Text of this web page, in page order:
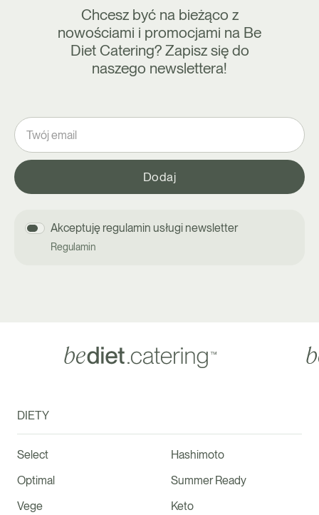
Chcesz być na bieżąco z
nowościami i promocjami na Be
Diet Catering? Zapisz się do
naszego newslettera!
Akceptuję regulamin usługi newsletter
Regulamin
DIETY
Select
Optimal
Vege
Hashimoto
Summer Ready
Keto